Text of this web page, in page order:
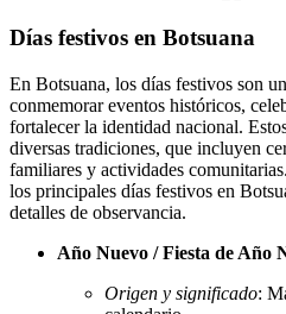
Días festivos en Botsuana
En Botsuana, los días festivos son
conmemorar eventos históricos,
fortalecer la identidad nacional.
diversas tradiciones, que incluyen
familiares y actividades
los principales días festivos en
detalles de observancia.
Año Nuevo / Fiesta de Año
Origen y significado: